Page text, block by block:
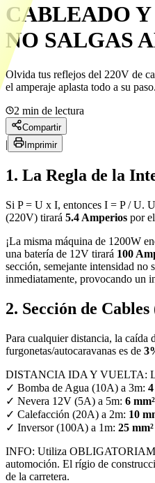
CABLEADO
NO SALGAS
Olvida tus reflejos del 220V de
el amperaje aplasta todo a su paso.
2 min de lectura
Compartir
| Imprimir
1. La Regla de la
Si P = U x I, entonces I = P / U.
(220V) tirará 5.4 Amperios por
¡La misma máquina de 1200W
una batería de 12V tirará 100
sección, semejante intensidad no
inmediatamente, provocando un
2. Sección de Cables
Para cualquier distancia, la caída
furgonetas/autocaravanas es de
DISTANCIA IDA Y VUELTA:
✓ Bomba de Agua (10A) a 3m:
✓ Nevera 12V (5A) a 5m: 6 mm²
✓ Calefacción (20A) a 2m: 10
✓ Inversor (100A) a 1m: 25
INFO: Utiliza
automoción. El rígio de
de la carretera.